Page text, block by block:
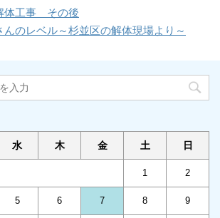
体工事 その後
んのレベル～杉並区の解体現場より～
水 木 金 土 日
1 2
5 6 7 8 9